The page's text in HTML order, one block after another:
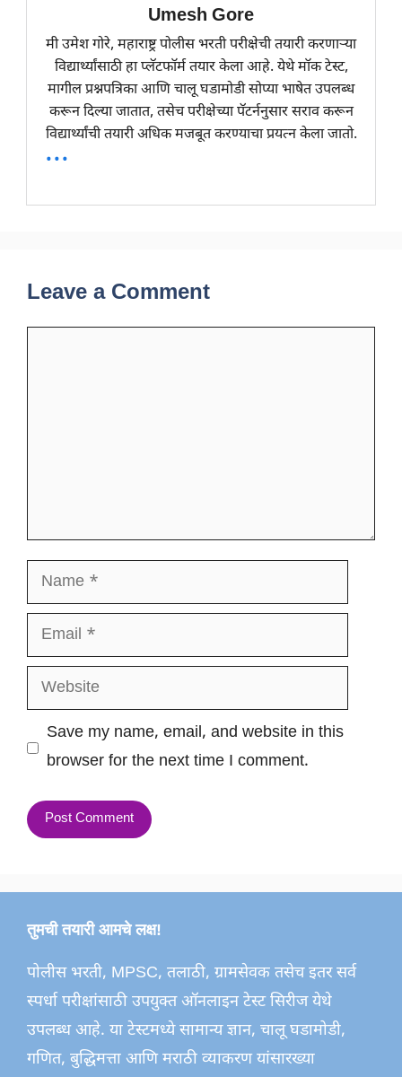
Umesh Gore
मी उमेश गोरे, महाराष्ट्र पोलीस भरती परीक्षेची तयारी करणाऱ्या
विद्यार्थ्यांसाठी हा प्लॅटफॉर्म तयार केला आहे. येथे मॉक टेस्ट,
मागील प्रश्नपत्रिका आणि चालू घडामोडी सोप्या भाषेत उपलब्ध
करून दिल्या जातात, तसेच परीक्षेच्या पॅटर्ननुसार सराव करून
विद्यार्थ्यांची तयारी अधिक मजबूत करण्याचा प्रयत्न केला जातो.
...
Leave a Comment
Name
Email
Website
Save my name, email, and website in this
browser for the next time I comment.
तुमची तयारी आमचे लक्ष!
पोलीस भरती, MPSC, तलाठी, ग्रामसेवक तसेच इतर सर्व
स्पर्धा परीक्षांसाठी उपयुक्त ऑनलाइन टेस्ट सिरीज येथे
उपलब्ध आहे. या टेस्टमध्ये सामान्य ज्ञान, चालू घडामोडी,
गणित, बुद्धिमत्ता आणि मराठी व्याकरण यांसारख्या